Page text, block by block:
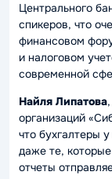
Центрального
спикеров, что
финансовом
и налоговом
современной
Найля Липатова
организаций
что бухгалтеры
даже те,
отчеты